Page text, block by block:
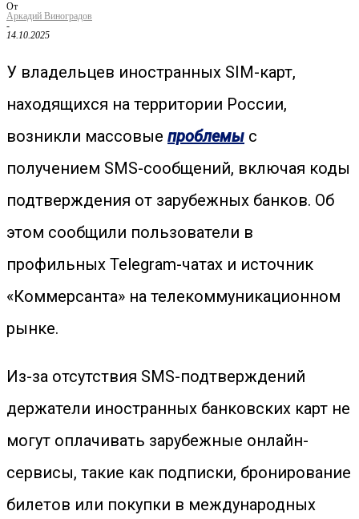
От
Аркадий Виноградов
-
14.10.2025
У владельцев иностранных SIM-карт,
находящихся на территории России,
возникли массовые проблемы с
получением SMS-сообщений, включая коды
подтверждения от зарубежных банков. Об
этом сообщили пользователи в
профильных Telegram-чатах и источник
«Коммерсанта» на телекоммуникационном
рынке.
Из-за отсутствия SMS-подтверждений
держатели иностранных банковских карт не
могут оплачивать зарубежные онлайн-
сервисы, такие как подписки, бронирование
билетов или покупки в международных